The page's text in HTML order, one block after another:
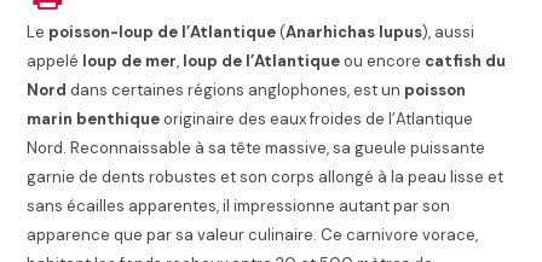
Le poisson-loup de l’Atlantique(Anarhichas lupus), aussi
appelé loup de mer, loup de l’Atlantiqueou encore catfish du
Nord dans certaines régions anglophones, est un poisson
marin benthiqueoriginaire des eaux froides de l’Atlantique
Nord. Reconnaissable à sa tête massive, sa gueule puissante
garnie de dents robustes et son corps allongé à la peau lisse et
sans écailles apparentes, il impressionne autant par son
apparence que par sa valeur culinaire. Ce carnivore vorace,